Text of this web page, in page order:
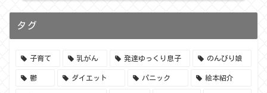
タグ
子育て 乳がん 発達ゆっくり息子 のんびり娘
鬱 ダイエット パニック 絵本紹介